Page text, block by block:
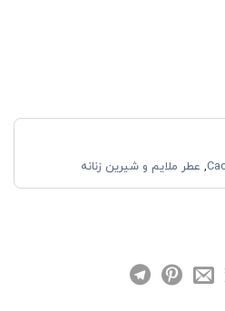
, عطر ملایم و شیرین زنانه